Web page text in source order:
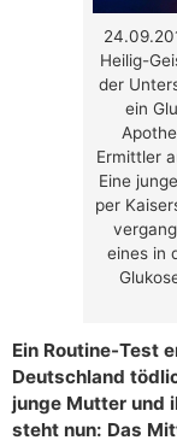
Heilig-
der
ein
Ermittler
Eine
per
eines in
Ein Routine-Test
Deutschland
junge Mutter und
steht nun: Das